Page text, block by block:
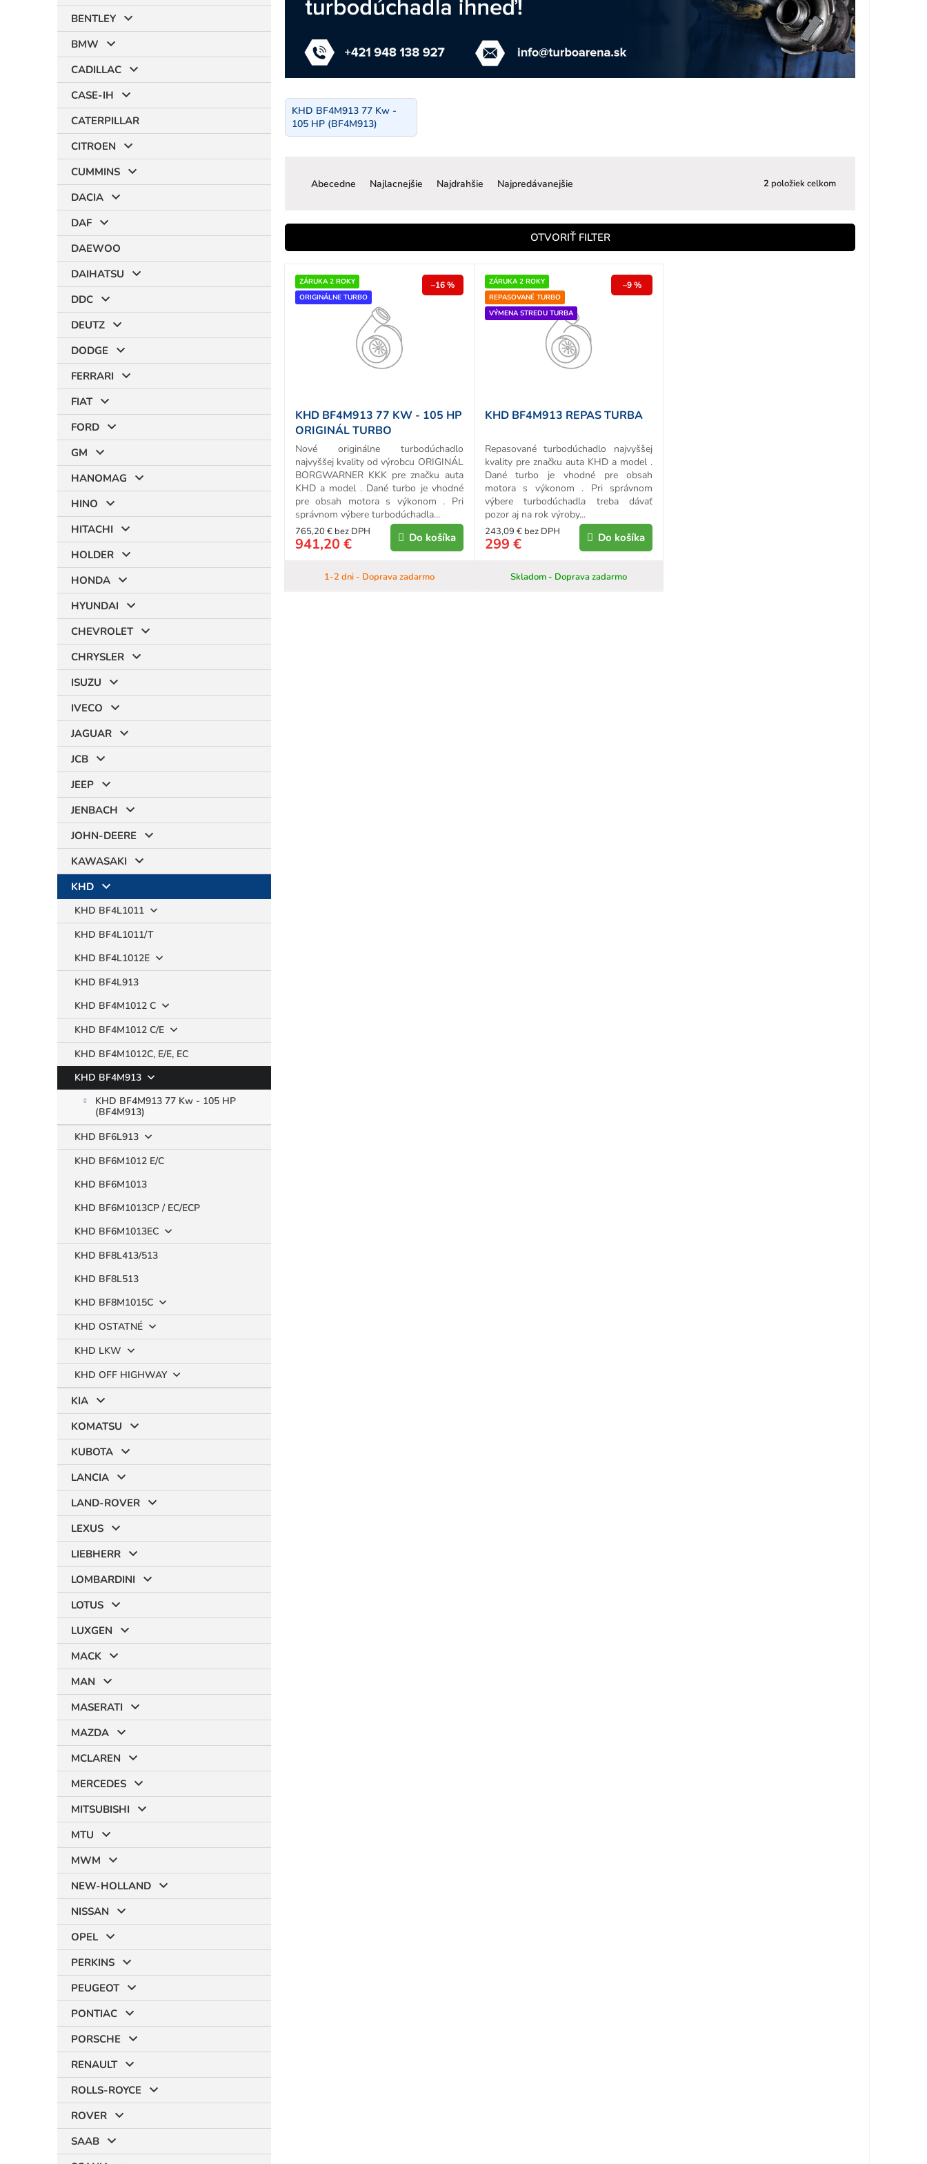
BENTLEY
BMW
CADILLAC
CASE-IH
CATERPILLAR
CITROEN
CUMMINS
DACIA
DAF
DAEWOO
DAIHATSU
DDC
DEUTZ
DODGE
FERRARI
FIAT
FORD
GM
HANOMAG
HINO
HITACHI
HOLDER
HONDA
HYUNDAI
CHEVROLET
CHRYSLER
ISUZU
IVECO
JAGUAR
JCB
JEEP
JENBACH
JOHN-DEERE
KAWASAKI
KHD
KHD BF4L1011
KHD BF4L1011/T
KHD BF4L1012E
KHD BF4L913
KHD BF4M1012 C
KHD BF4M1012 C/E
KHD BF4M1012C, E/E, EC
KHD BF4M913
KHD BF4M913 77 Kw - 105 HP
(BF4M913)
KHD BF6L913
KHD BF6M1012 E/C
KHD BF6M1013
KHD BF6M1013CP / EC/ECP
KHD BF6M1013EC
KHD BF8L413/513
KHD BF8L513
KHD BF8M1015C
KHD OSTATNÉ
KHD LKW
KHD OFF HIGHWAY
KIA
KOMATSU
KUBOTA
LANCIA
LAND-ROVER
LEXUS
LIEBHERR
LOMBARDINI
LOTUS
LUXGEN
MACK
MAN
MASERATI
MAZDA
MCLAREN
MERCEDES
MITSUBISHI
MTU
MWM
NEW-HOLLAND
NISSAN
OPEL
PERKINS
PEUGEOT
PONTIAC
PORSCHE
RENAULT
ROLLS-ROYCE
ROVER
SAAB
KHD BF4M913 77 Kw -
105 HP (BF4M913)
n
p
r
o
Abecedne Najlacnejšie Najdrahšie Najpredávanejšie 2 položiek celkom
OTVORIŤ FILTER
ZÁRUKA 2 ROKY
ORIGINÁLNE TURBO
–16 %
KHD BF4M913 77 KW - 105 HP
ORIGINÁL TURBO
1-2 dni - Doprava zadarmo
765,20 € bez DPH
941,20 € Do košíka
Nové originálne turbodúchadlo
najvyššej kvality od výrobcu ORIGINÁL
BORGWARNER KKK pre značku auta
KHD a model . Dané turbo je vhodné
pre obsah motora s výkonom . Pri
správnom výbere turbodúchadla...
ZÁRUKA 2 ROKY
REPASOVANÉ TURBO
VÝMENA STREDU TURBA
–9 %
KHD BF4M913 REPAS TURBA
Skladom - Doprava zadarmo
243,09 € bez DPH
299 € Do košíka
Repasované turbodúchadlo najvyššej
kvality pre značku auta KHD a model .
Dané turbo je vhodné pre obsah
motora s výkonom . Pri správnom
výbere turbodúchadla treba dávať
pozor aj na rok výroby...